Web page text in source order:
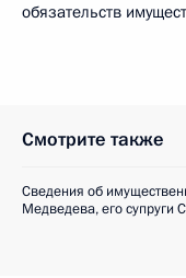
обязательств
Смотрите также
Сведения об
Медведева, его супруги